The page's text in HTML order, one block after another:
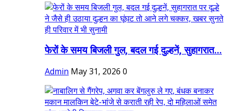
फेरों के समय बिजली गुल, बदल गई दुल्हनें, सुहागरात...
Admin May 31, 2026 0